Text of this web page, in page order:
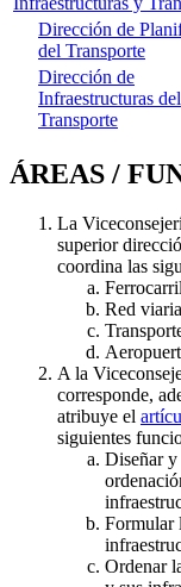
Dirección de
del Transporte
Dirección de
Infraestructuras del
Transporte
ÁREAS /
La
superior
coordina las
Red
A la
corresponde,
atribuye el
siguientes
Diseñar y
Formular
Ordenar